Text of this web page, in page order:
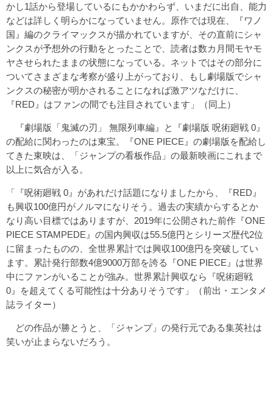
かし1話から登場しているにもかかわらず、いまだに出自、能力
などは詳しく明らかになっていません。原作では現在、『ワノ
国』編のクライマックスが描かれていますが、その直前にシャ
ンクスが予想外の行動をとったことで、読者は数カ月間モヤモ
ヤさせられたままの状態になっている。ネットではその部分に
ついてさまざまな考察が盛り上がっており、もし劇場版でシャ
ンクスの秘密が明かされることになれば激アツなだけに、
『RED』はファンの間でも注目されています」（同上）
『劇場版「鬼滅の刃」 無限列車編』と『劇場版 呪術廻戦 0』
の配給に関わったのは東宝。『ONE PIECE』の劇場版を配給し
てきた東映は、「ジャンプの看板作品」の最新映画にこれまで
以上に気合が入る。
「『呪術廻戦 0』があれだけ話題になりましたから、『RED』
も興収100億円がノルマになりそう。過去の実績からするとか
なり高い目標ではありますが、2019年に公開された前作『ONE
PIECE STAMPEDE』の国内興収は55.5億円とシリーズ歴代2位
に留まったものの、全世界累計では興収100億円を突破してい
ます。累計発行部数4億9000万部を誇る『ONE PIECE』は世界
中にファンがいることが強み。世界累計興収なら『呪術廻戦
0』を超えてくる可能性は十分ありそうです」（前出・エンタメ
誌ライター）
どの作品が勝とうと、「ジャンプ」の発行元である集英社は
笑いが止まらないだろう。